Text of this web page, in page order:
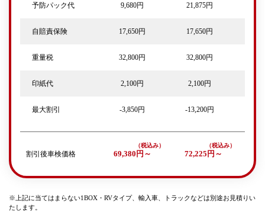
予防パック代 9,680円 21,875円
自賠責保険 17,650円 17,650円
重量税 32,800円 32,800円
印紙代 2,100円 2,100円
最大割引 -3,850円 -13,200円
割引後車検価格 69,380円～ 72,225円～
※上記に当てはまらない1BOX・RVタイプ、輸入車、トラックなどは別途お見積りい
たします。